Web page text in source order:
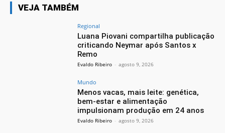
VEJA TAMBÉM
Regional
Luana Piovani compartilha publicação
criticando Neymar após Santos x
Remo
Evaldo Ribeiro - agosto 9, 2026
Mundo
Menos vacas, mais leite: genética,
bem-estar e alimentação
impulsionam produção em 24 anos
Evaldo Ribeiro - agosto 9, 2026